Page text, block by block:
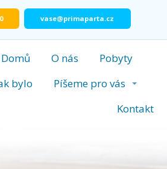
vase@primaparta.cz
Domů O nás
Pobyty
bylo
Píšeme pro vás
Kontakt